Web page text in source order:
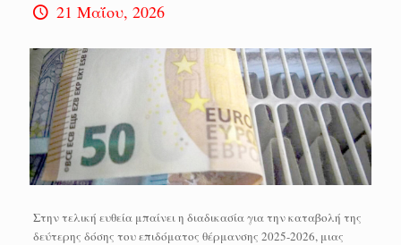
21 Μαΐου, 2026
Στην τελική ευθεία μπαίνει η διαδικασία για την καταβολή της
δεύτερης δόσης του επιδόματος θέρμανσης 2025-2026, μιας